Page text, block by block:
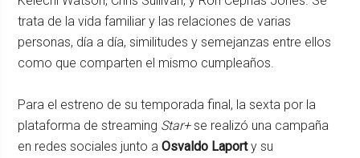
trata de la vida familiar y las relaciones de varias
personas, día a día, similitudes y semejanzas entre ellos
como que comparten el mismo cumpleaños.
Para el estreno de su temporada final, la sexta por la
plataforma de streaming Star+se realizó una campaña
en redes sociales junto aOsvaldo Laporty su